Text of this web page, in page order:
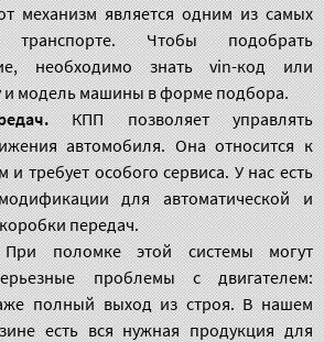
механизм является одним из самых
Чтобы подобрать
необходимо знать vin-код или
и модель машины в форме подбора.
КПП позволяет управлять
автомобиля. Она относится к
требует особого сервиса. У нас есть
для автоматической и
передач.
При поломке этой системы могут
проблемы с двигателем:
полный выход из строя. В нашем
есть вся нужная продукция для